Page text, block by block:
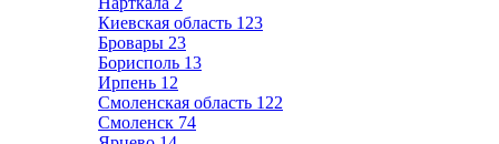
Киевская область 123
Бровары 23
Борисполь 13
Ирпень 12
Смоленская область 122
Смоленск 74